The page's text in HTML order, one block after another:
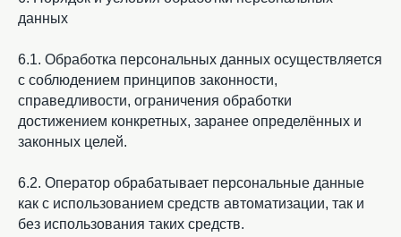
данных
6.1. Обработка персональных данных осуществляется
с соблюдением принципов законности,
справедливости, ограничения обработки
достижением конкретных, заранее определённых и
законных целей.
6.2. Оператор обрабатывает персональные данные
как с использованием средств автоматизации, так и
без использования таких средств.